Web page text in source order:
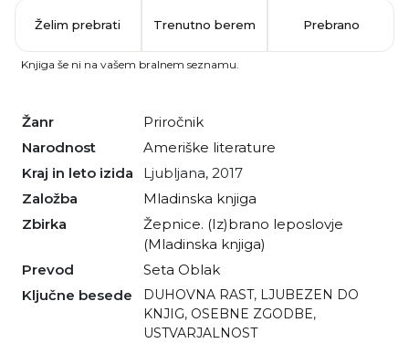
Žanr
priročnik
Narodnost
Ameriške literature
Kraj in leto izida
Ljubljana, 2017
Založba
Mladinska knjiga
Zbirka
Žepnice. (Iz)brano leposlovje
(Mladinska knjiga)
Prevod
Seta Oblak
Ključne besede
DUHOVNA RAST, LJUBEZEN DO
KNJIG, OSEBNE ZGODBE,
USTVARJALNOST
Želim prebrati Trenutno berem Prebrano
Knjiga še ni na vašem bralnem seznamu.